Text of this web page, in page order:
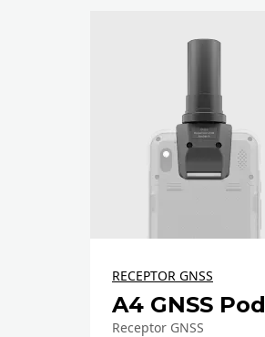
RECEPTOR GNSS
A4 GNSS Pod
Receptor GNSS